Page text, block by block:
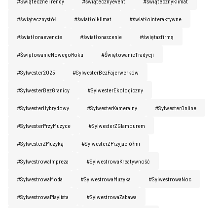
#świątecznystół #światłoiklimat #światłointeraktywne
#światłonaevencie #światłonascenie #świętazfirmą
#ŚwiętowanieNowegoRoku #ŚwiętowanieTradycji
#Sylwester2025 #SylwesterBezFajerwerków
#SylwesterBezGranicy #SylwesterEkologiczny
#SylwesterHybrydowy #SylwesterKameralny #SylwesterOnline
#SylwesterPrzyMuzyce #SylwesterZGlamourem
#SylwesterZMuzyką #SylwesterZPrzyjaciółmi
#SylwestrowaImpreza #SylwestrowaKreatywność
#SylwestrowaModa #SylwestrowaMuzyka #SylwestrowaNoc
#SylwestrowaPlaylista #SylwestrowaZabawa